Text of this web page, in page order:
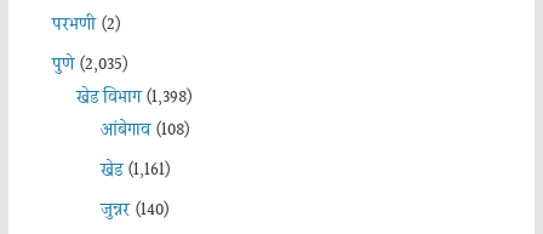
परभणी(2)
पुणे(2,035)
खेड विभाग(1,398)
आंबेगाव(108)
खेड(1,161)
जुन्नर(140)